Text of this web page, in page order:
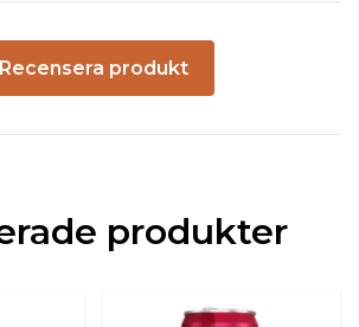
Recensera produkt
produkter